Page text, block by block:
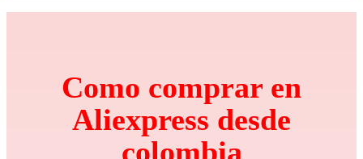
Como comprar en
Aliexpress desde
colombia